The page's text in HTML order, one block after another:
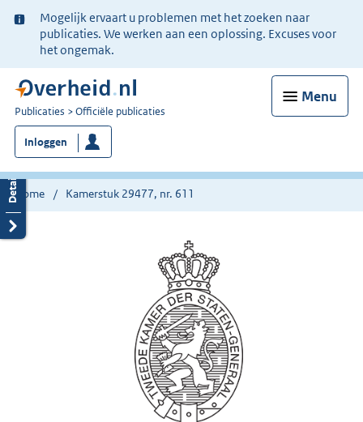
Ter
informatie:
Mogelijk ervaart u problemen met het zoeken naar
publicaties. We werken aan een oplossing. Excuses voor
het ongemak.
Menu
U
bent
nu
hier:
Publicaties Officiële publicaties
Inloggen
Home Kamerstuk 29477, nr. 611